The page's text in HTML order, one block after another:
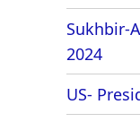
Sukhbir-
2024
US-